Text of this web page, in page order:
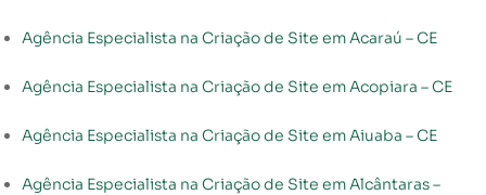
Agência Especialista na Criação de Site em Acaraú – CE
Agência Especialista na Criação de Site em Acopiara – CE
Agência Especialista na Criação de Site em Aiuaba – CE
Agência Especialista na Criação de Site em Alcântaras –